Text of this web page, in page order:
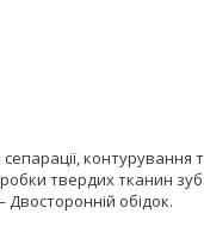
контурування
твердих тканин
обідок.